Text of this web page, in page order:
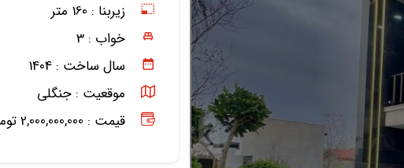
زیربنا : 160 متر
خواب : 3
سال ساخت : 1404
موقعیت : جنگلی
قیمت : 2,000,000,000 تومان /